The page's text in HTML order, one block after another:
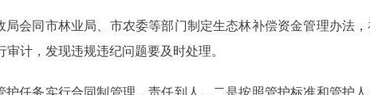
会同市林业局、市农委等部门制定生态林补偿资金管理办法
计，发现违规违纪问题要及时处理。
任务实行合同制管理，责任到人。二是按照管护标准和管护